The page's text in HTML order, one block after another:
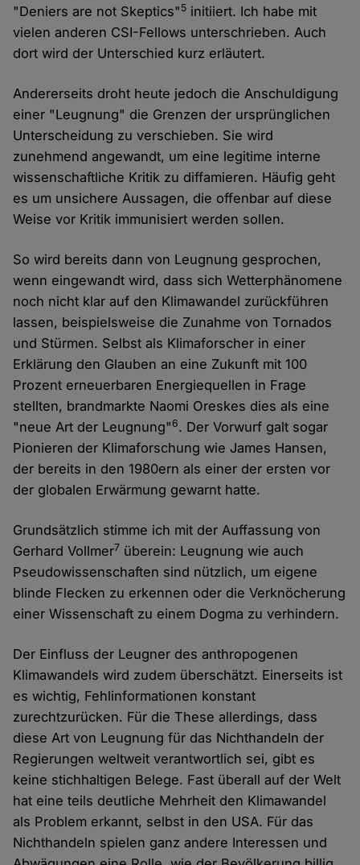
"Deniers are not Skeptics" 5 initiiert. Ich habe mit
vielen anderen CSI-Fellows unterschrieben. Auch
dort wird der Unterschied kurz erläutert.
Andererseits droht heute jedoch die Anschuldigung
einer "Leugnung" die Grenzen der ursprünglichen
Unterscheidung zu verschieben. Sie wird
zunehmend angewandt, um eine legitime interne
wissenschaftliche Kritik zu diffamieren. Häufig geht
es um unsichere Aussagen, die offenbar auf diese
Weise vor Kritik immunisiert werden sollen.
So wird bereits dann von Leugnung gesprochen,
wenn eingewandt wird, dass sich Wetterphänomene
noch nicht klar auf den Klimawandel zurückführen
lassen, beispielsweise die Zunahme von Tornados
und Stürmen. Selbst als Klimaforscher in einer
Erklärung den Glauben an eine Zukunft mit 100
Prozent erneuerbaren Energiequellen in Frage
stellten, brandmarkte Naomi Oreskes dies als eine
"neue Art der Leugnung"6. Der Vorwurf galt sogar
Pionieren der Klimaforschung wie James Hansen,
der bereits in den 1980ern als einer der ersten vor
der globalen Erwärmung gewarnt hatte.
Grundsätzlich stimme ich mit der Auffassung von
Gerhard Vollmer7 überein: Leugnung wie auch
Pseudowissenschaften sind nützlich, um eigene
blinde Flecken zu erkennen oder die Verknöcherung
einer Wissenschaft zu einem Dogma zu verhindern.
Der Einfluss der Leugner des anthropogenen
Klimawandels wird zudem überschätzt. Einerseits ist
es wichtig, Fehlinformationen konstant
zurechtzurücken. Für die These allerdings, dass
diese Art von Leugnung für das Nichthandeln der
Regierungen weltweit verantwortlich sei, gibt es
keine stichhaltigen Belege. Fast überall auf der Welt
hat eine teils deutliche Mehrheit den Klimawandel
als Problem erkannt, selbst in den USA. Für das
Nichthandeln spielen ganz andere Interessen und